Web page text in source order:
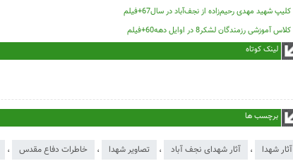
کلیپ شهید مهدی رحیم‌زاده از نجف‌آباد در سال67+فیلم
کلاس آموزشی رزمندگان لشکر8 در اوایل دهه60+فیلم
لینک کوتاه
برچسب ها
آثار شهدا ، آثار شهدای نجف آباد ، تصاویر شهدا ، خاطرات دفاع مقدس ،